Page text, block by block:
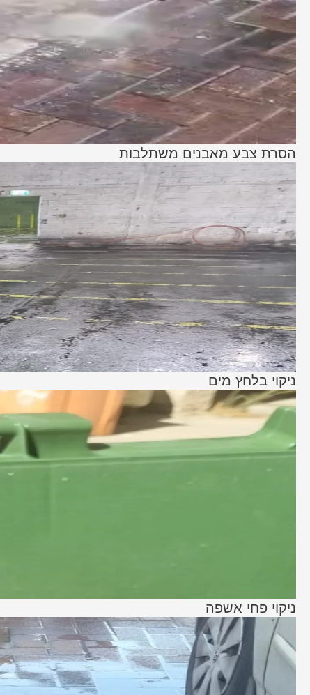
הסרת צבע מאבנים משתלבות
ניקוי בלחץ מים
ניקוי פחי אשפה